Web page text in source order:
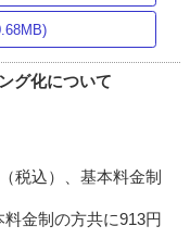
グ化について
税込）、基本料金制
金制の方共に913円